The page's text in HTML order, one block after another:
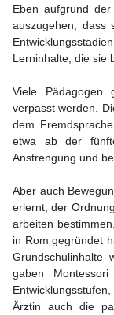
Eben aufgrund
auszugehen, dass
Lerninhalte, die sie
Viele Pädagogen
verpasst werden.
dem
etwa ab der
Anstrengung und
Aber auch
erlernt, der
arbeiten
in Rom gegründet
Grundschulinhalte
gaben
Ärztin auch die